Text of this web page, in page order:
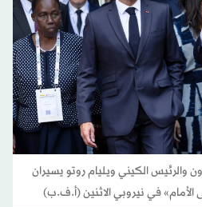
والرئيس الكيني ويليام روتو يسيران
الأمام» في نيروبي الاثنين (أ.ف.ب)